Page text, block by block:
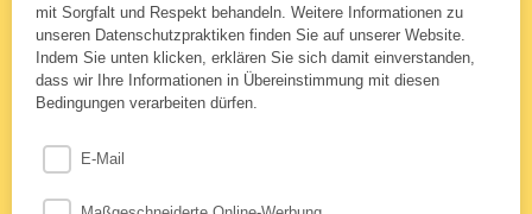
mit Sorgfalt und Respekt behandeln. Weitere Informationen zu
unseren Datenschutzpraktiken finden Sie auf unserer Website.
Indem Sie unten klicken, erklären Sie sich damit einverstanden,
dass wir Ihre Informationen in Übereinstimmung mit diesen
Bedingungen verarbeiten dürfen.
E-Mail